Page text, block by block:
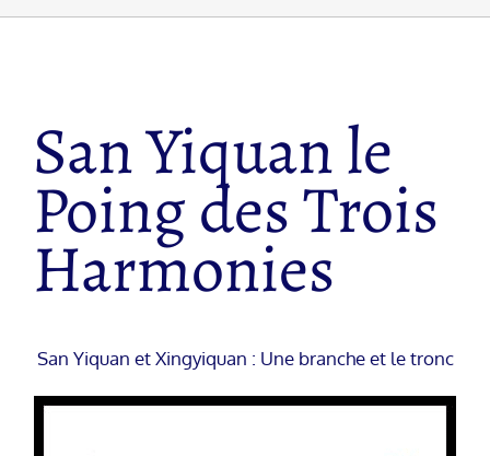
San Yiquan le
Poing des Trois
Harmonies
San Yiquan et Xingyiquan : Une branche et le tronc